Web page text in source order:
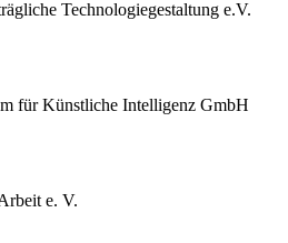
Technologiegestaltung e.V.
für Künstliche Intelligenz GmbH
e. V.